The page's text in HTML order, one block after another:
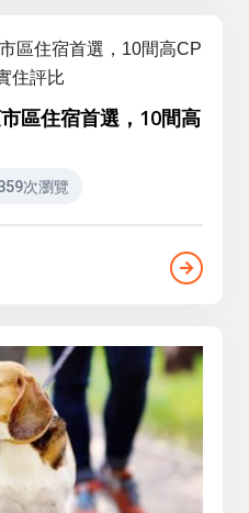
區住宿首選，10間高
次瀏覽